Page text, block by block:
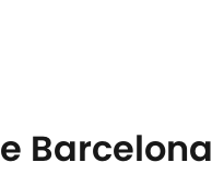
Barcelona